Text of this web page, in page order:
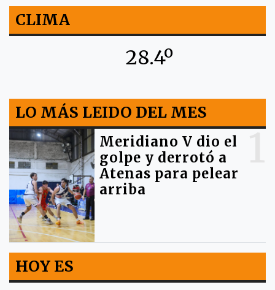
CLIMA
28.4º
LO MÁS LEIDO DEL MES
Meridiano V dio el
golpe y derrotó a
Atenas para pelear
arriba
HOY ES